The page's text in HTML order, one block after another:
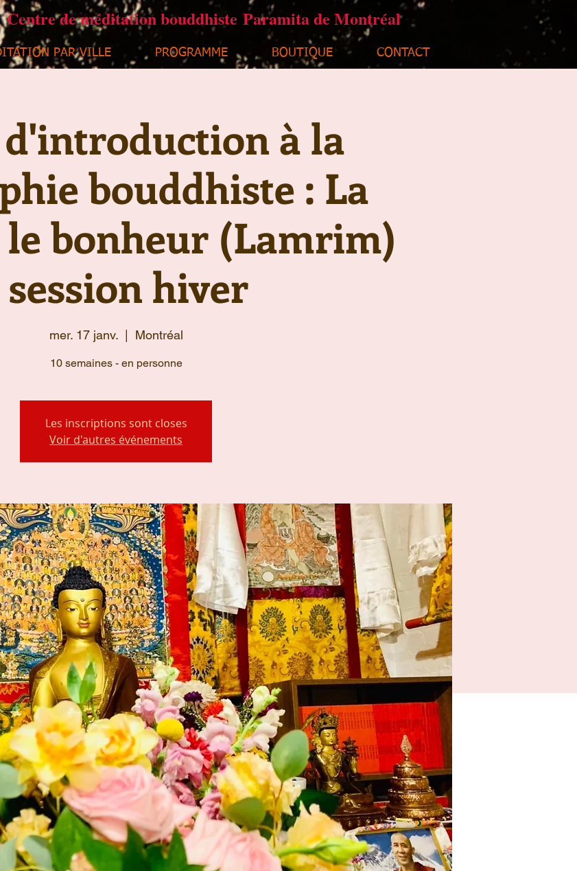
Centre de méditation bouddhiste Paramita de Montréal
PAR VILLE PROGRAMME BOUTIQUE CONTACT
à la
bouddhiste : La
le bonheur (Lamrim)
hiver
mer. 17 janv.
  |
Montréal
10 semaines - en personne
Les inscriptions sont closes
Voir d'autres événements